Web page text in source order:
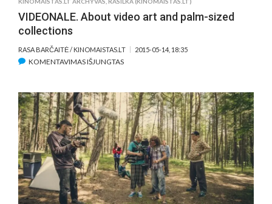
VIDEONALE. About video art and palm-sized
collections
RASA BARČAITĖ / KINOMAISTAS.LT 2015-05-14, 18:35
KOMENTAVIMAS IŠJUNGTASĮRAŠE
VIDEO
ART
AND
PALM-
SIZED
COLLECTIONS